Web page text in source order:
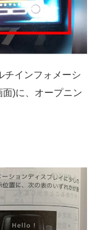
チインフォメーシ
)に、オープニン